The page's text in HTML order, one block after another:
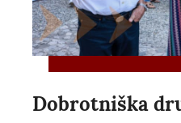
Dobrotniška